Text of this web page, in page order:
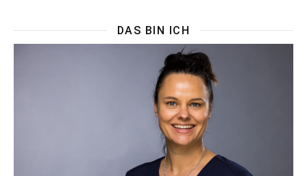
DAS BIN ICH